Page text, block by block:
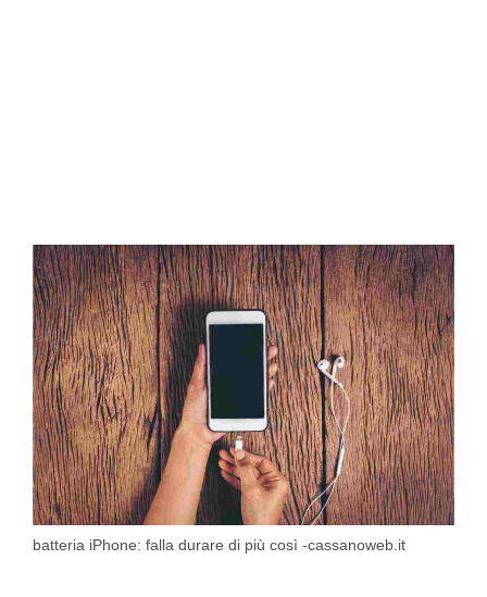
batteria iPhone: falla durare di più così -cassanoweb.it